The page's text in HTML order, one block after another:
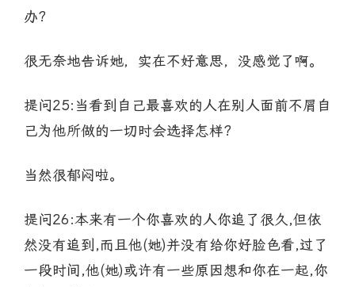
办?
很无奈地告诉她，实在不好意思，没感觉了啊。
提问25:当看到自己最喜欢的人在别人面前不屑自
己为他所做的一切时会选择怎样?
当然很郁闷啦。
提问26:本来有一个你喜欢的人你追了很久,但依
然没有追到,而且他(她)并没有给你好脸色看,过了
一段时间,他(她)或许有一些原因想和你在一起,你